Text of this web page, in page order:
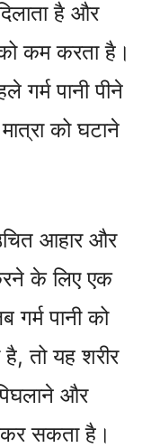
है और
कम करता है।
पानी पीने
को घटाने
आहार और
के लिए एक
गर्म पानी को
है, तो यह शरीर
और
सकता है।